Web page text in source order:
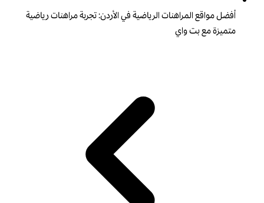
أفضل مواقع المراهنات الرياضية في الأردن: تجربة مراهنات رياضية
متميزة مع بت واي